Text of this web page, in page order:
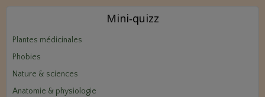
Mini‑quizz
Plantes médicinales
Phobies
Nature & sciences
Anatomie & physiologie